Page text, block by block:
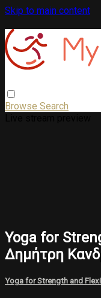
Skip to main content
Browse Search
Yoga for
Δημήτρη
Yoga for Strength and